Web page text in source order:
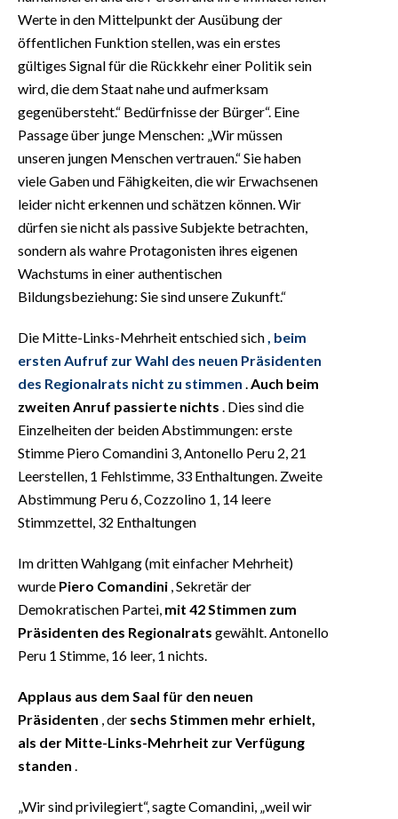
Werte in den Mittelpunkt der Ausübung der
öffentlichen Funktion stellen, was ein erstes
gültiges Signal für die Rückkehr einer Politik sein
wird, die dem Staat nahe und aufmerksam
gegenübersteht.“ Bedürfnisse der Bürger“. Eine
Passage über junge Menschen: „Wir müssen
unseren jungen Menschen vertrauen.“ Sie haben
viele Gaben und Fähigkeiten, die wir Erwachsenen
leider nicht erkennen und schätzen können. Wir
dürfen sie nicht als passive Subjekte betrachten,
sondern als wahre Protagonisten ihres eigenen
Wachstums in einer authentischen
Bildungsbeziehung: Sie sind unsere Zukunft.“
Die Mitte-Links-Mehrheit entschied sich , beim
ersten Aufruf zur Wahl des neuen Präsidenten
des Regionalrats nicht zu stimmen Auch beim
zweiten Anruf passierte nichts . Dies sind die
Einzelheiten der beiden Abstimmungen: erste
Stimme Piero Comandini 3, Antonello Peru 2, 21
Leerstellen, 1 Fehlstimme, 33 Enthaltungen. Zweite
Abstimmung Peru 6, Cozzolino 1, 14 leere
Stimmzettel, 32 Enthaltungen
Im dritten Wahlgang (mit einfacher Mehrheit)
wurde Piero Comandini , Sekretär der
Demokratischen Partei, mit 42 Stimmen zum
Präsidenten des Regionalrats gewählt. Antonello
Peru 1 Stimme, 16 leer, 1 nichts.
Applaus aus dem Saal für den neuen
Präsidenten , der sechs Stimmen mehr erhielt,
als der Mitte-Links-Mehrheit zur Verfügung
standen
„Wir sind privilegiert“, sagte Comandini, „weil wir